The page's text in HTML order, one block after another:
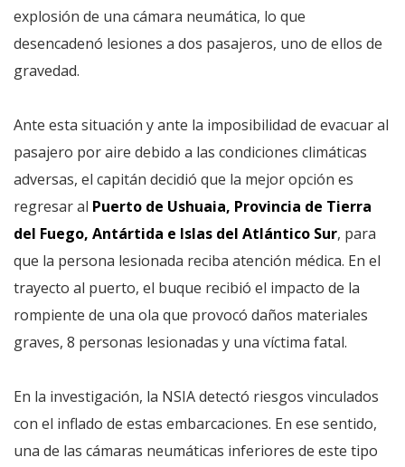
explosión de una cámara neumática, lo que
desencadenó lesiones a dos pasajeros, uno de ellos de
gravedad.
Ante esta situación y ante la imposibilidad de evacuar al
pasajero por aire debido a las condiciones climáticas
adversas, el capitán decidió que la mejor opción es
regresar al Puerto de Ushuaia, Provincia de Tierra
del Fuego, Antártida e Islas del Atlántico Sur, para
que la persona lesionada reciba atención médica. En el
trayecto al puerto, el buque recibió el impacto de la
rompiente de una ola que provocó daños materiales
graves, 8 personas lesionadas y una víctima fatal.
En la investigación, la NSIA detectó riesgos vinculados
con el inflado de estas embarcaciones. En ese sentido,
una de las cámaras neumáticas inferiores de este tipo